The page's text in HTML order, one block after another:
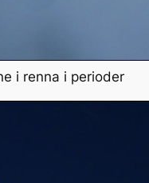
i renna i perioder